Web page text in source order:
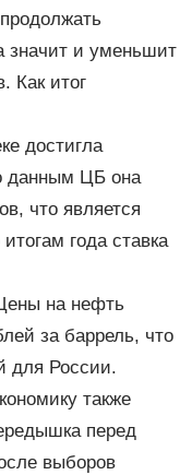
значит и уменьшит
Как итог
достигла
данным ЦБ она
что является
года ставка
на нефть
за баррель, что
для России.
также
перед
выборов